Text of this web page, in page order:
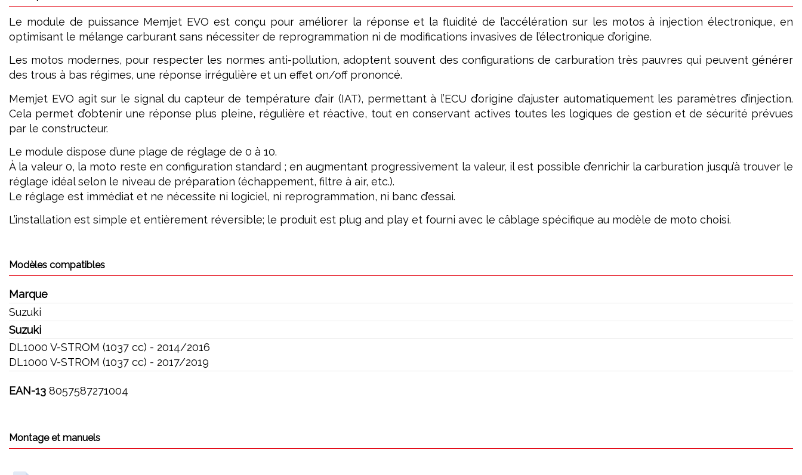
Le module de puissance Memjet EVO est conçu pour améliorer la réponse et la fluidité de l’accélération sur les motos à injection électronique, en
optimisant le mélange carburant sans nécessiter de reprogrammation ni de modifications invasives de l’électronique d’origine.
Les motos modernes, pour respecter les normes anti-pollution, adoptent souvent des configurations de carburation très pauvres qui peuvent générer
des trous à bas régimes, une réponse irrégulière et un effet on/off prononcé.
Memjet EVO agit sur le signal du capteur de température d’air (IAT), permettant à l’ECU d’origine d’ajuster automatiquement les paramètres d’injection.
Cela permet d’obtenir une réponse plus pleine, régulière et réactive, tout en conservant actives toutes les logiques de gestion et de sécurité prévues
par le constructeur.
Le module dispose d’une plage de réglage de 0 à 10.
À la valeur 0, la moto reste en configuration standard ; en augmentant progressivement la valeur, il est possible d’enrichir la carburation jusqu’à trouver le
réglage idéal selon le niveau de préparation (échappement, filtre à air, etc.).
Le réglage est immédiat et ne nécessite ni logiciel, ni reprogrammation, ni banc d’essai.
L’installation est simple et entièrement réversible; le produit est plug and play et fourni avec le câblage spécifique au modèle de moto choisi.
Modèles compatibles
Marque
Suzuki
Suzuki
DL1000 V-STROM (1037 cc) - 2014/2016
DL1000 V-STROM (1037 cc) - 2017/2019
EAN-13 8057587271004
Montage et manuels